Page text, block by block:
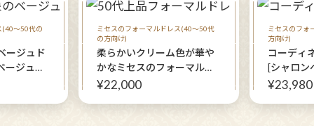
(40～50代の
ージュド
ージュド
ミセスのフォーマルドレス(40～50代
の方向け)
柔らかいクリーム色が華や
かなミセスのフォーマルド
レス【スプリングスドレス
¥22,000
ミセスのフォ
方向け)
コーディ
[シャロン
ジャケッ
¥23,980